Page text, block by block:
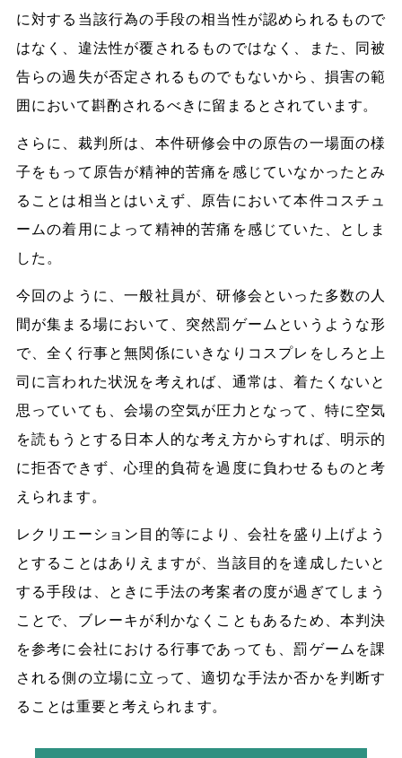
に対する当該行為の手段の相当性が認められるもので
はなく、違法性が覆されるものではなく、また、同被
告らの過失が否定されるものでもないから、損害の範
囲において斟酌されるべきに留まるとされています。
さらに、裁判所は、本件研修会中の原告の一場面の様
子をもって原告が精神的苦痛を感じていなかったとみ
ることは相当とはいえず、原告において本件コスチュ
ームの着用によって精神的苦痛を感じていた、としま
した。
今回のように、一般社員が、研修会といった多数の人
間が集まる場において、突然罰ゲームというような形
で、全く行事と無関係にいきなりコスプレをしろと上
司に言われた状況を考えれば、通常は、着たくないと
思っていても、会場の空気が圧力となって、特に空気
を読もうとする日本人的な考え方からすれば、明示的
に拒否できず、心理的負荷を過度に負わせるものと考
えられます。
レクリエーション目的等により、会社を盛り上げよう
とすることはありえますが、当該目的を達成したいと
する手段は、ときに手法の考案者の度が過ぎてしまう
ことで、ブレーキが利かなくこともあるため、本判決
を参考に会社における行事であっても、罰ゲームを課
される側の立場に立って、適切な手法か否かを判断す
ることは重要と考えられます。